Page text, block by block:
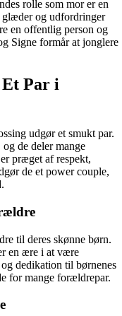
rolle som mor er en
glæder og udfordringer
en offentlig person og
Signe formår at jonglere
Et Par i
udgør et smukt par.
de deler mange
præget af respekt,
de et power couple,
til deres skønne børn.
en ære i at være
dedikation til børnenes
for mange forældrepar.